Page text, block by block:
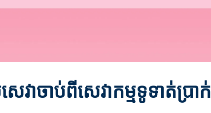
វាចាប់ពីសេវាកម្មទូទាត់ប្រាក់